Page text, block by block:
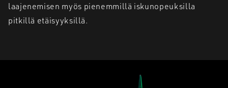
laajenemisen myös pienemmillä iskunopeuksilla
pitkillä etäisyyksillä.